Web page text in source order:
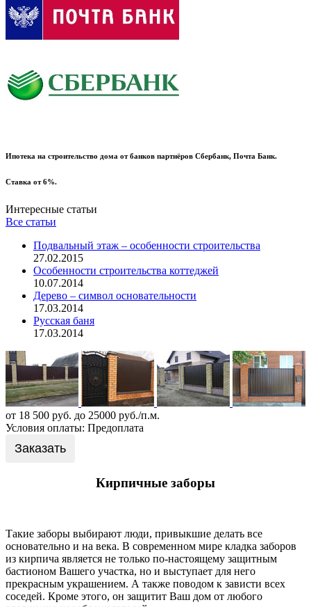
Ипотека на строительство дома от банков партнёров Сбербанк, Почта Банк.
Ставка от 6%.
Интересные статьи
Все статьи
Подвальный этаж – особенности строительства
27.02.2015
Особенности строительства коттеджей
10.07.2014
Дерево – символ основательности
17.03.2014
Русская баня
17.03.2014
от 18 500 руб. до 25000 руб./п.м.
Условия оплаты: Предоплата
Заказать
Кирпичные заборы
Такие заборы выбирают люди, привыкшие делать все
основательно и на века. В современном мире кладка заборов
из кирпича является не только по-настоящему защитным
бастионом Вашего участка, но и выступает для него
прекрасным украшением. А также поводом к зависти всех
соседей. Кроме этого, он защитит Ваш дом от любого